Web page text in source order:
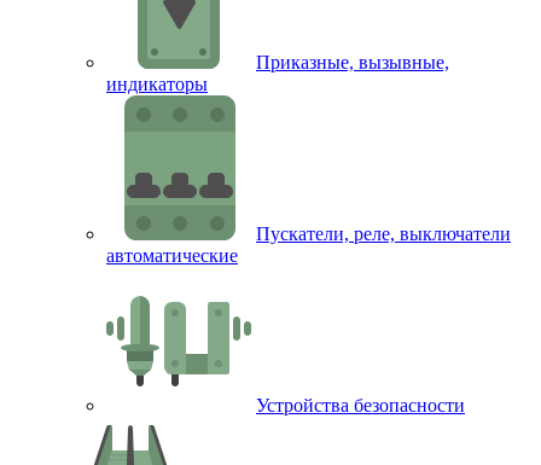
Приказные, вызывные,
индикаторы
Пускатели, реле, выключатели
автоматические
Устройства безопасности